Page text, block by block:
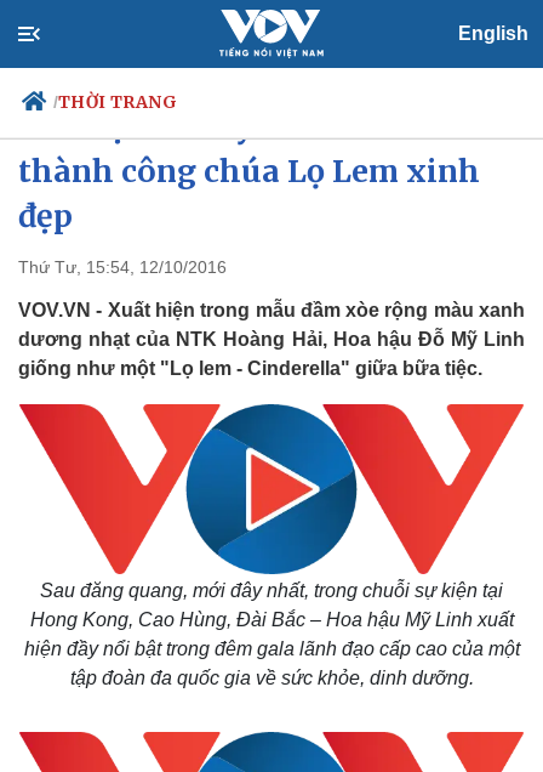
English
/THỜI TRANG
Chính trị
Đảng
Quốc hội
Nhận diện sự thật
Giáo dục
Dấu ấn VOV
Việc làm
thành công chúa Lọ Lem xinh
đẹp
Thứ Tư, 15:54, 12/10/2016
VOV.VN - Xuất hiện trong mẫu đầm xòe rộng màu xanh
dương nhạt của NTK Hoàng Hải, Hoa hậu Đỗ Mỹ Linh
giống như một "Lọ lem - Cinderella" giữa bữa tiệc.
Sau đăng quang, mới đây nhất, trong chuỗi sự kiện tại
Hong Kong, Cao Hùng, Đài Bắc – Hoa hậu Mỹ Linh xuất
hiện đầy nổi bật trong đêm gala lãnh đạo cấp cao của một
tập đoàn đa quốc gia về sức khỏe, dinh dưỡng.